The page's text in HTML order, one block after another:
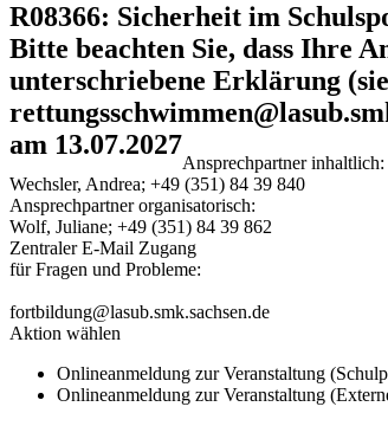
R08366: Sicherheit im
Bitte beachten Sie, dass Ihre
unterschriebene Erklärung
am 13.07.2027
Ansprechpartner inhaltlich:
Wechsler, Andrea; +49 (351) 84 39 840
Ansprechpartner organisatorisch:
Wolf, Juliane; +49 (351) 84 39 862
Zentraler E-Mail Zugang
für Fragen und Probleme:
fortbildung@lasub.smk.sachsen.de
Aktion wählen
Onlineanmeldung zur Veranstaltung
Onlineanmeldung zur Veranstaltung